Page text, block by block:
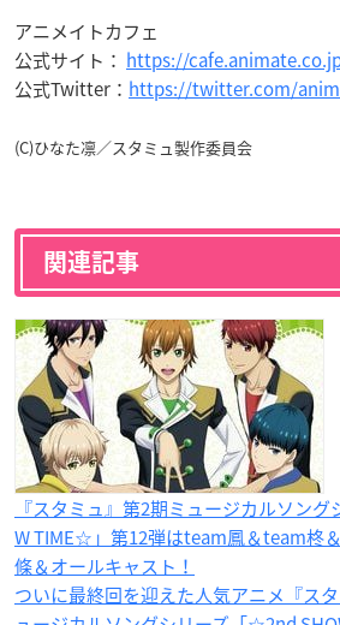
アニメイトカフェ
公式サイト： https://
公式Twitter： https://twitter.com/
(C)ひなた凛／スタミュ製作委員会
関連記事
『スタミュ』第2期ミュージカルソン
W TIME☆」第12弾はteam鳳＆team
條＆オールキャスト！
ついに最終回を迎えた人気アニメ『ス